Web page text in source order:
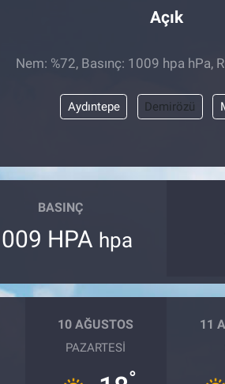
Açık
Nem: %72, Basınç: 1009 hpa hPa,
Aydıntepe Demirözü
BASINÇ
HPA hpa
10 AĞUSTOS
PAZARTESI
°
11